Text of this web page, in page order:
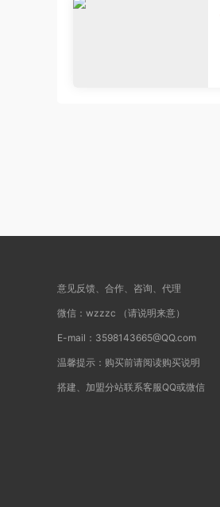
意见反馈、合作、咨询、代理
微信：wzzzc （请说明来意）
E-mail：3598143665@QQ.com
温馨提示：购买前请阅读购买说明
搭建、加盟分站联系客服QQ或微信